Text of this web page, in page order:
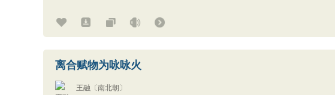
离合赋物为咏咏火
王融 〔南北朝〕